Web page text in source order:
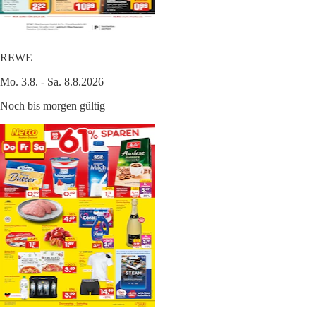
REWE
Mo. 3.8. - Sa. 8.8.2026
Noch bis morgen gültig